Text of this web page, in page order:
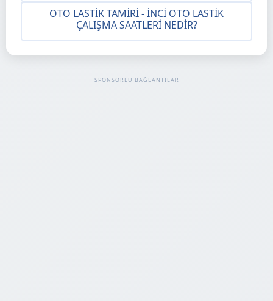
OTO LASTIK TAMIRI - İNCI OTO LASTIK
ÇALIŞMA SAATLERI NEDIR?
SPONSORLU BAĞLANTILAR